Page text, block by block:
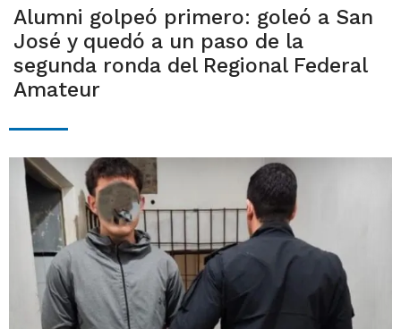
Alumni golpeó primero: goleó a San
José y quedó a un paso de la
segunda ronda del Regional Federal
Amateur